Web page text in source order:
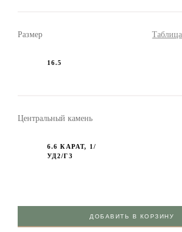
Размер
16.5
Центральный камень
6.6 КАРАТ, 1/
УД2/Г3
ДОБАВИТЬ В КОРЗИНУ